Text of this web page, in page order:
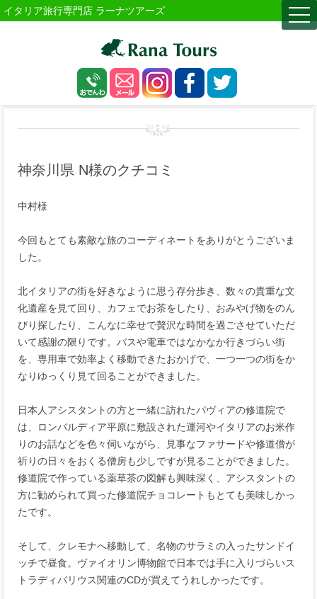
イタリア旅行専門店 ラーナツアーズ
神奈川県 N様のクチコミ
中村様
今回もとても素敵な旅のコーディネートをありがとうございま
した。
北イタリアの街を好きなように思う存分歩き、数々の貴重な文
化遺産を見て回り、カフェでお茶をしたり、おみやげ物をのん
びり探したり、こんなに幸せで贅沢な時間を過ごさせていただ
いて感謝の限りです。バスや電車ではなかなか行きづらい街
を、専用車で効率よく移動できたおかげで、一つ一つの街をか
なりゆっくり見て回ることができました。
日本人アシスタントの方と一緒に訪れたパヴィアの修道院で
は、ロンバルディア平原に敷設された運河やイタリアのお米作
りのお話などを色々伺いながら、見事なファサードや修道僧が
祈りの日々をおくる僧房も少しですが見ることができました。
修道院で作っている薬草茶の図解も興味深く、アシスタントの
方に勧められて買った修道院チョコレートもとても美味しかっ
たです。
そして、クレモナへ移動して、名物のサラミの入ったサンドイ
ッチで昼食。ヴァイオリン博物館で日本では手に入りづらいス
トラディバリウス関連のCDが買えてうれしかったです。